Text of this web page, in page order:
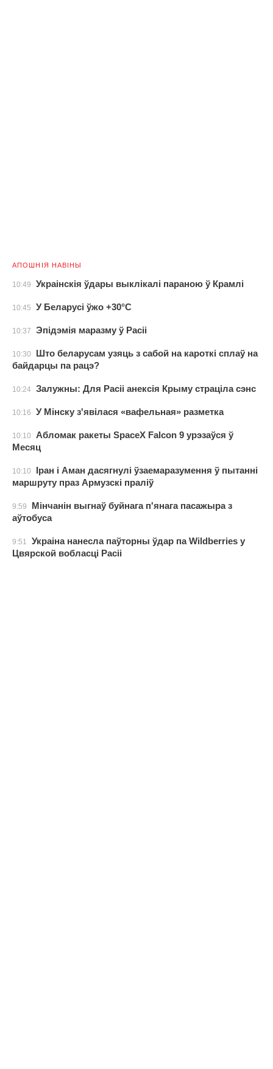
АПОШНІЯ НАВІНЫ
10:49 Украінскія ўдары выклікалі параною ў Крамлі
10:45 У Беларусі ўжо +30°С
10:37 Эпідэмія маразму ў Расіі
10:30
Што беларусам узяць з сабой на кароткі сплаў на
байдарцы па рацэ?
10:24 Залужны: Для Расіі анексія Крыму страціла сэнс
10:16 У Мінску з'явілася «вафельная» разметка
10:10
Абломак ракеты SpaceX Falcon 9 урэзаўся ў
Месяц
10:10
Іран і Аман дасягнулі ўзаемаразумення ў пытанні
маршруту праз Армузскі праліў
9:59
Мінчанін выгнаў буйнага п'янага пасажыра з
аўтобуса
9:51
Украіна нанесла паўторны ўдар па Wildberries у
Цвярской вобласці Расіі